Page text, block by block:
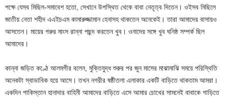
পক্ষে যেসব মিছিল-সমাবেশ হতো, সেখানে উপস্থিত থেকে বাবা নেতৃত্ব দিতেন। ওইসব মিছিলে
জাতীয় নেতা শহীদ এএইচএম কামারুজ্জামান হেনাসহ থাকতেন অনেকেই। তারা আমাদের বাসায়ও
আসতেন। মায়ের গরুর মাংস রান্না পছন্দ করতেন খুব। ওনাদের সঙ্গে খুব ঘনিষ্ঠ সম্পর্ক ছিল
আমাদের।
কান্না জড়িত কণ্ঠে আলমগীর বলেন, মুক্তিযুদ্ধ শুরুর পর জুন মাসের মাঝামাঝি সময়ে পরিস্থিতি
অনেকটা স্বাভাবিক হয়ে আসে। তখন নগরীর ষষ্ঠীতলা এলাকার একটি বাড়িতে থাকতাম আমরা।
একদিন পাকিস্তান হানাদার বাহিনী আমাদের বাড়িতে এসে আমার চোখের সামনেই বাবাকে গাড়িতে